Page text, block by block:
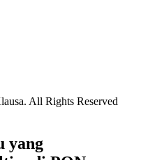
All Rights Reserved
yang